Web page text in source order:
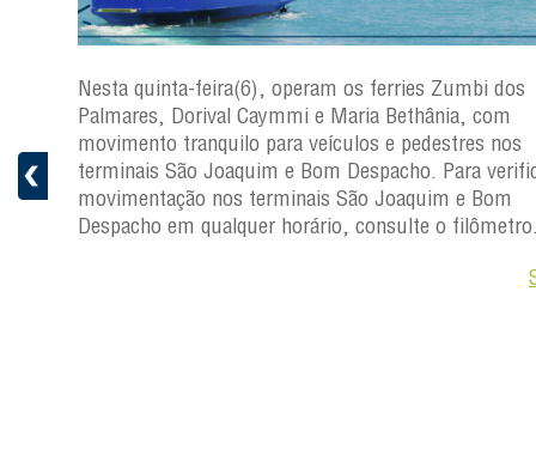
Nesta quinta-feira(6), operam os ferries Zumbi dos
Palmares, Dorival Caymmi e Maria Bethânia, com
movimento tranquilo para veículos e pedestres nos
terminais São Joaquim e Bom Despacho. Para
movimentação nos terminais São Joaquim e Bom
Despacho em qualquer horário, consulte o